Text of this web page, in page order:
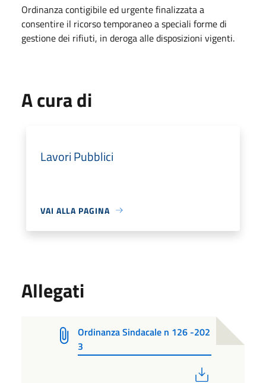
Ordinanza contigibile ed urgente finalizzata a
consentire il ricorso temporaneo a speciali forme di
gestione dei rifiuti, in deroga alle disposizioni vigenti.
A cura di
Lavori Pubblici
VAI ALLA PAGINA
Allegati
Ordinanza Sindacale n 126 -202
3